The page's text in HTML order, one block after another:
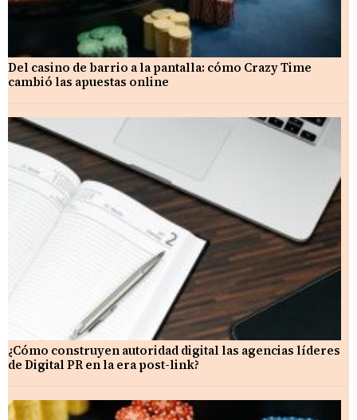
Del casino de barrio a la pantalla: cómo Crazy Time
cambió las apuestas online
¿Cómo construyen autoridad digital las agencias líderes
de Digital PR en la era post-link?